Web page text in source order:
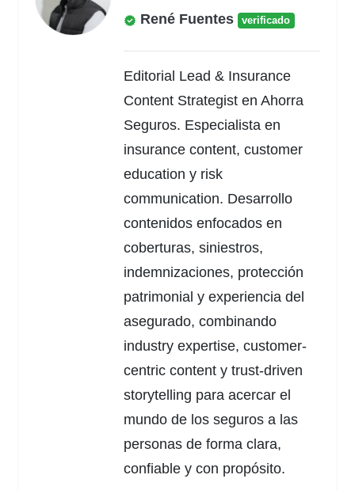
René Fuentes verificado
Editorial Lead & Insurance
Content Strategist en Ahorra
Seguros. Especialista en
insurance content, customer
education y risk
communication. Desarrollo
contenidos enfocados en
coberturas, siniestros,
indemnizaciones, protección
patrimonial y experiencia del
asegurado, combinando
industry expertise, customer-
centric content y trust-driven
storytelling para acercar el
mundo de los seguros a las
personas de forma clara,
confiable y con propósito.